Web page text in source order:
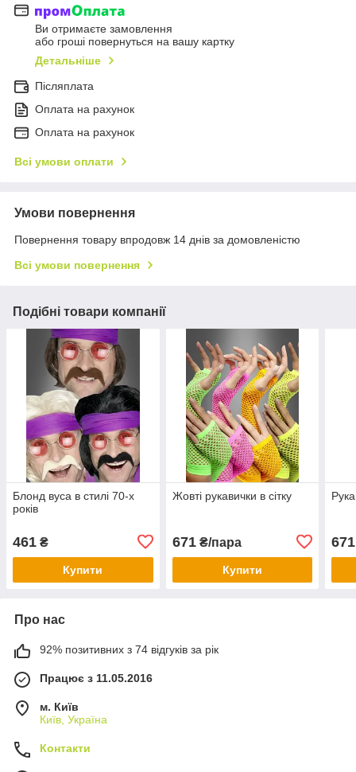
Ви отримаєте замовлення
або гроші повернуться на вашу картку
Детальніше
Післяплата
Оплата на рахунок
Оплата на рахунок
Всі умови оплати
Умови повернення
Повернення товару впродовж 14 днів за домовленістю
Всі умови повернення
Подібні товари компанії
Блонд вуса в стилі 70-х
років
461 ₴
Купити
Жовті рукавички в сітку
671₴/пара
Купити
671
Про нас
92% позитивних з 74 відгуків за рік
Працює з 11.05.2016
м. Київ
Київ, Україна
Контакти